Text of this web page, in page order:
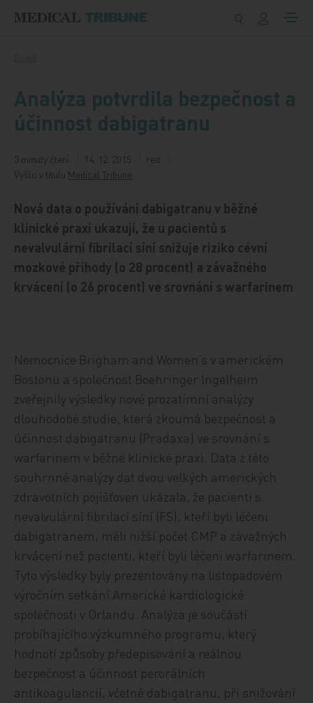
Analýza potvrdila bezpečnost a
účinnost dabigatranu
3 minuty čtení 14. 12. 2015
red
Vyšlo v titulu Medical Tribune
Nová data o používání dabigatranu v běžné
klinické praxi ukazují, že u pacientů s
nevalvulární fibrilací síní snižuje riziko cévní
mozkové příhody (o 28 procent) a závažného
krvácení (o 26 procent) ve srovnání s warfarinem
Nemocnice Brigham and Women’s v americkém
Bostonu a společnost Boehringer Ingelheim
zveřejnily výsledky nové prozatímní analýzy
dlouhodobé studie, která zkoumá bezpečnost a
účinnost dabigatranu (Pradaxa) ve srovnání s
warfarinem v běžné klinické praxi. Data z této
souhrnné analýzy dat dvou velkých amerických
zdravotních pojišťoven ukázala, že pacienti s
nevalvulární fibrilací síní (FS), kteří byli léčeni
dabigatranem, měli nižší počet CMP a závažných
krvácení než pacienti, kteří byli léčeni warfarinem.
Tyto výsledky byly prezentovány na listopadovém
výročním setkání Americké kardiologické
společnosti v Orlandu. Analýza je součástí
probíhajícího výzkumného programu, který
hodnotí způsoby předepisování a reálnou
bezpečnost a účinnost perorálních
antikoagulancií, včetně dabigatranu, při snižování